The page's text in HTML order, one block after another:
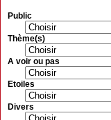
Public
Thème(s)
A voir ou pas
Etoiles
Divers